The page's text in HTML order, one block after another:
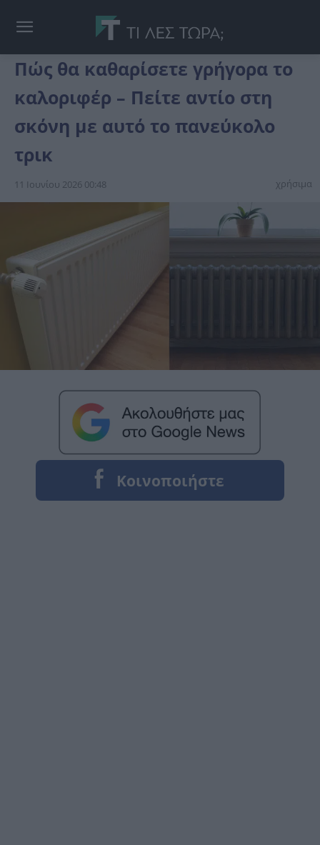
Πώς θα καθαρίσετε γρήγορα τo
καλοριφέρ – Πείτε αντίο στη
σκόνη με αυτό το πανεύκολο
τρικ
11 Ιουνίου 2026 00:48 χρήσιμα